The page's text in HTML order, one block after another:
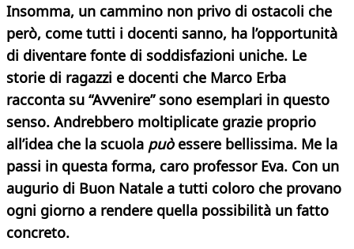
Insomma, un cammino non privo di ostacoli che
però, come tutti i docenti sanno, ha l’opportunità
di diventare fonte di soddisfazioni uniche. Le
storie di ragazzi e docenti che Marco Erba
racconta su “Avvenire” sono esemplari in questo
senso. Andrebbero moltiplicate grazie proprio
all’idea che la scuola puòessere bellissima. Me la
passi in questa forma, caro professor Eva. Con un
augurio di Buon Natale a tutti coloro che provano
ogni giorno a rendere quella possibilità un fatto
concreto.